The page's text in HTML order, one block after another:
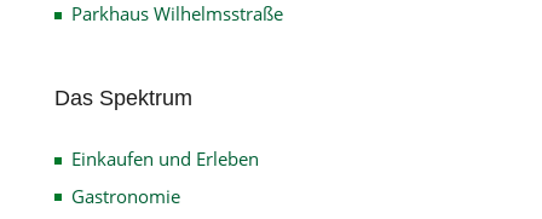
Parkhaus Wilhelmsstraße
Das Spektrum
Einkaufen und Erleben
Gastronomie